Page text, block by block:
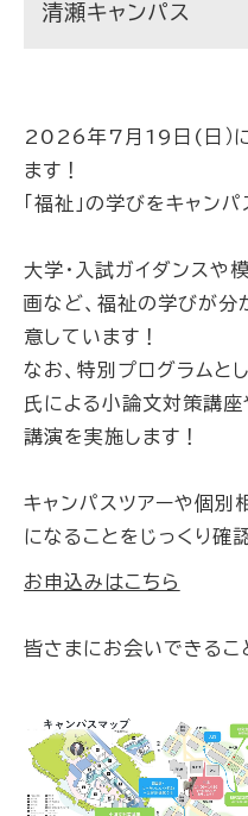
清瀬キャンパス
2026年7月19日(日）に
ます！
「福祉」の学びをキャン
大学・入試ガイダンスや
画など、福祉の学びが分
意しています！
なお、特別プログラムと
氏による小論文対策講座
講演を実施します！
キャンパスツアーや個別
になることをじっくり確
お申込みはこちら
皆さまにお会いできるこ